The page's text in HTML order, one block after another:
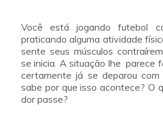
Você está jogando futebol
praticando alguma atividade
sente seus músculos
se inicia. A situação lhe parece
certamente já se deparou
sabe por que isso acontece? O
dor passe?